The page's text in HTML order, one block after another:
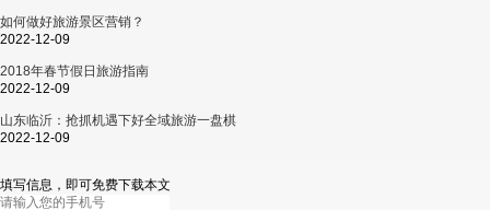
如何做好旅游景区营销？
2022-12-09
2018年春节假日旅游指南
2022-12-09
山东临沂：抢抓机遇下好全域旅游一盘棋
2022-12-09
填写信息，即可免费下载本文